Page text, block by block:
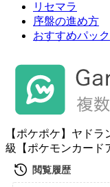
リセマラ
序盤の進め方
おすすめパック
【ポケポケ】ヤド
級【ポケモンカード